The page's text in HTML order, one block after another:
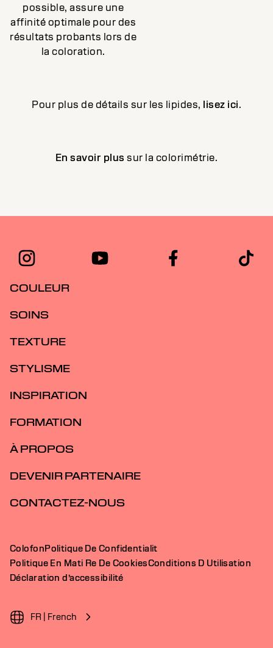
possible, assure une
affinité optimale pour des
résultats probants lors de
la coloration.
Pour plus de détails sur les lipides, lisez ici.
En savoir plus sur la colorimétrie.
COULEUR
SOINS
TEXTURE
STYLISME
INSPIRATION
FORMATION
À PROPOS
DEVENIR PARTENAIRE
CONTACTEZ-NOUS
ColofonPolitique De Confidentialit
Politique En Mati Re De CookiesConditions D Utilisation
Déclaration d’accessibilité
FR | French